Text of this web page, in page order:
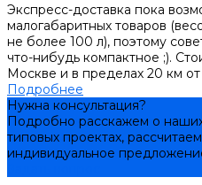
Экспресс-доставка пока
малогабаритных товаров
не более 100 л), поэтому
что-нибудь компактное ;).
Москве и в пределах 20 км
Подробнее
Нужна консультация?
Подробно расскажем о наших
типовых проектах,
индивидуальное